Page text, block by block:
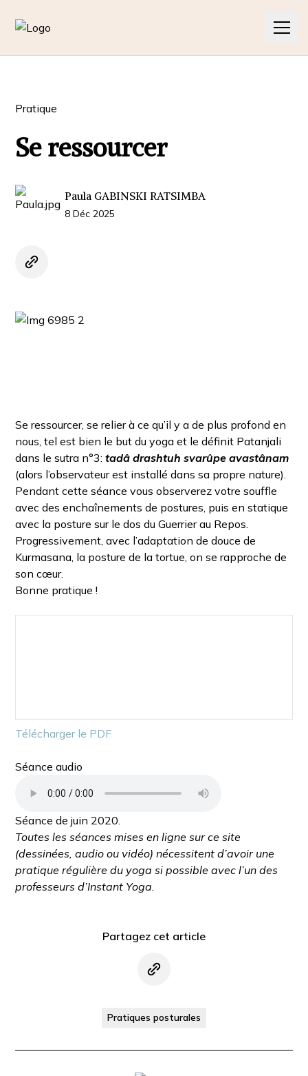
Les cours
Contact
Nos articles
Nos pratiques
Nos actualités
Pratique
Se ressourcer
Paula GABINSKI RATSIMBA
8 Déc 2025
Se ressourcer, se relier à ce qu’il y a de plus profond en
nous, tel est bien le but du yoga et le définit Patanjali
dans le sutra n°3:tadâ drashtuh svarûpe avastânam
(alors l’observateur est installé dans sa propre nature).
Pendant cette séance vous observerez votre souffle
avec des enchaînements de postures, puis en statique
avec la posture sur le dos du Guerrier au Repos.
Progressivement, avec l’adaptation de douce de
Kurmasana, la posture de la tortue, on se rapproche de
son cœur.
Bonne pratique !
Télécharger le PDF
Séance audio
Séance de juin 2020.
Toutes les séances mises en ligne sur ce site
(dessinées, audio ou vidéo) nécessitent d’avoir une
pratique régulière du yoga si possible avec l’un des
professeurs d’Instant Yoga.
Partagez cet article
Pratiques posturales